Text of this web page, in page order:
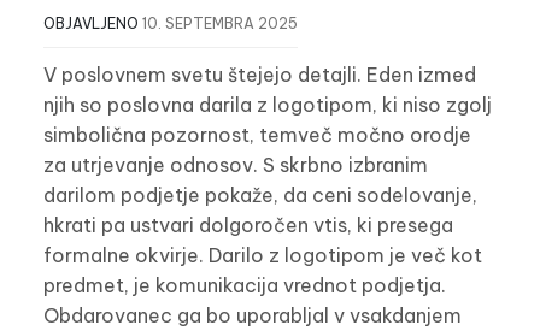
OBJAVLJENO 10. SEPTEMBRA 2025
V poslovnem svetu štejejo detajli. Eden izmed
njih so poslovna darila z logotipom, ki niso zgolj
simbolična pozornost, temveč močno orodje
za utrjevanje odnosov. S skrbno izbranim
darilom podjetje pokaže, da ceni sodelovanje,
hkrati pa ustvari dolgoročen vtis, ki presega
formalne okvirje. Darilo z logotipom je več kot
predmet, je komunikacija vrednot podjetja.
Obdarovanec ga bo uporabljal v vsakdanjem